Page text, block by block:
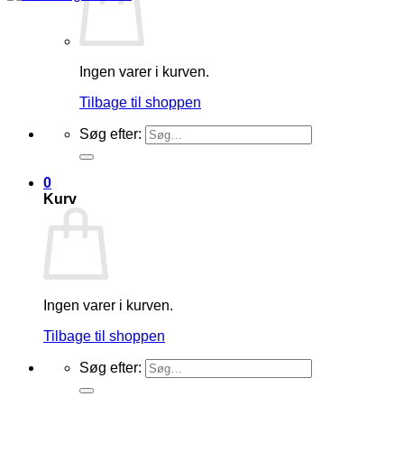
Ingen varer i kurven.
Tilbage til shoppen
Søg efter:
0
Kurv
Ingen varer i kurven.
Tilbage til shoppen
Søg efter: